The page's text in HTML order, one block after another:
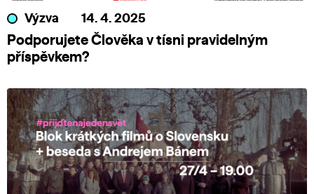
Výzva 14. 4. 2025
Podporujete Člověka v tísni pravidelným
příspěvkem?